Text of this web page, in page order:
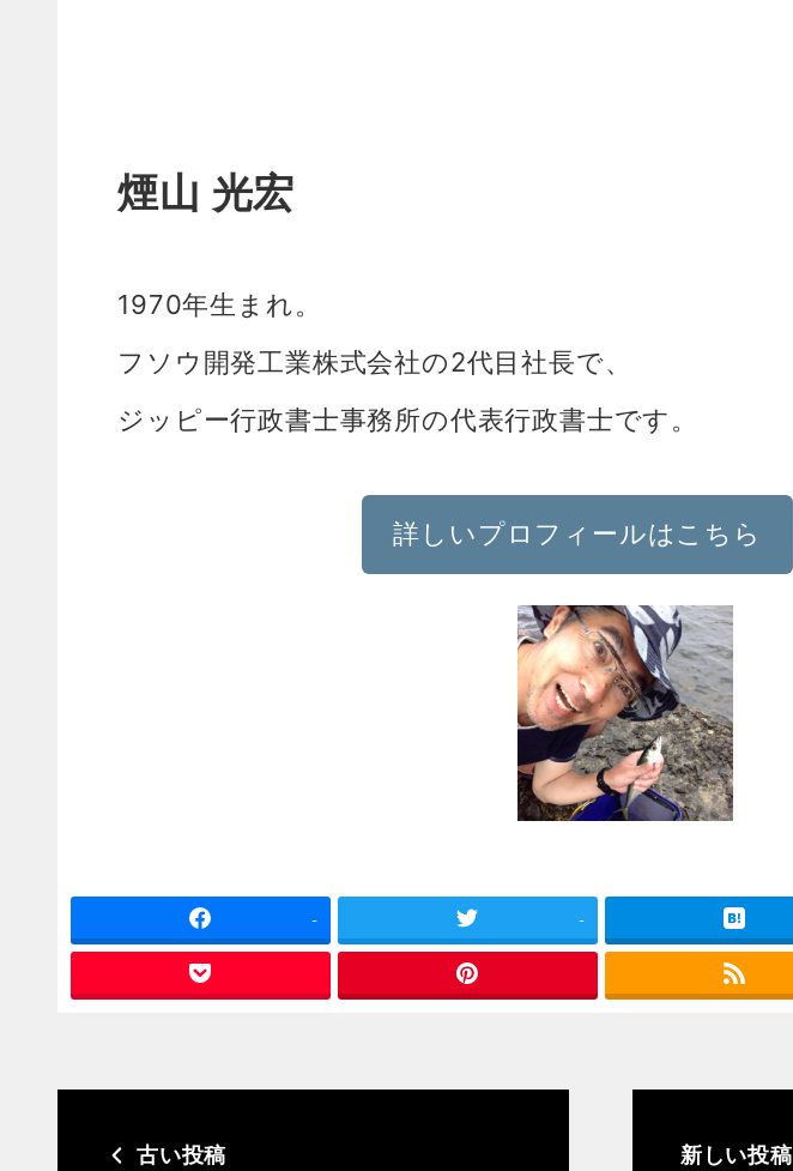
煙山 光宏
1970年生まれ。
フソウ開発工業株式会社の2代目社長で、
ジッピー行政書士事務所の代表行政書士です。
詳しいプロフィールはこちら
- -
古い投稿 新しい投稿